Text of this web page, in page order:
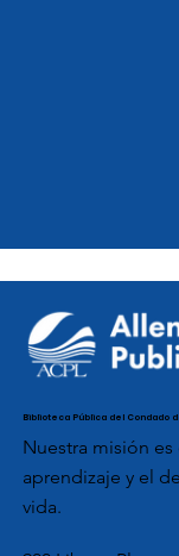
Biblioteca Pública del Condado
Nuestra misión
aprendizaje y el
vida.